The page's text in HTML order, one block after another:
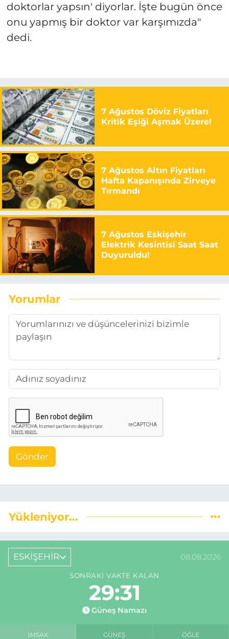
doktorlar yapsın' diyorlar. İşte bugün önce
onu yapmış bir doktor var karşımızda"
dedi.
7 Ağustos Döviz Fiyatları
Kritik Eşiği Aşmak Üzere!
7 Ağustos Altın Fiyatları
Hafta Kapanışında Zirveye
Tırmandı
7 Ağustos Eskişehir
Elektrik Kesintisi Saat Saat
Duyuruldu!
Yorumlar
Gönder
Yükleniyor...
ESKİŞEHİR 08.08.2026
SONRAKI VAKTE KALAN
29:31
Güneş Namazı
İMSAK GÜNEŞ ÖĞLE